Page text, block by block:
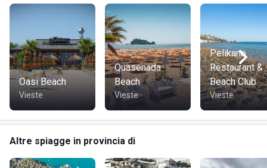
abitudini culinarie.
Oasi Beach
Vieste
Quasenada
Beach
Vieste
Pelikano
Restaurant &
Beach Club
Vieste
Altre spiagge in provincia di